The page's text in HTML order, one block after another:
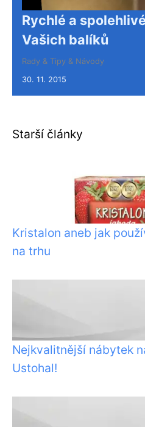
Rychlé a
Vašich balíků
Rady & Tipy & Návody
30. 11. 2015
Starší články
Kristalon aneb jak
na trhu
Nejkvalitnější nábytek
Ustohal!